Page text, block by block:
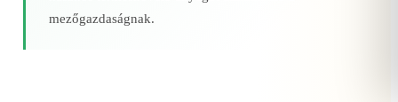
mezőgazdaságnak.